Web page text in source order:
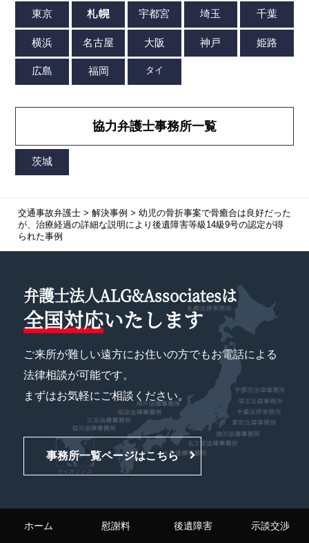
協力弁護士事務所一覧
交通事故弁護士> 解決事例 > 幼児の骨折事案で骨癒合は良好だった
が、治療経過の詳細な説明により後遺障害等級14級9号の認定が得
られた事例
弁護士法人ALG&Associatesは
全国対応いたします
ご来所が難しい遠方にお住いの方でもお電話による
法律相談が可能です。
まずはお気軽にご相談ください。
事務所一覧ページはこちら
ホーム 慰謝料 後遺障害 示談交渉